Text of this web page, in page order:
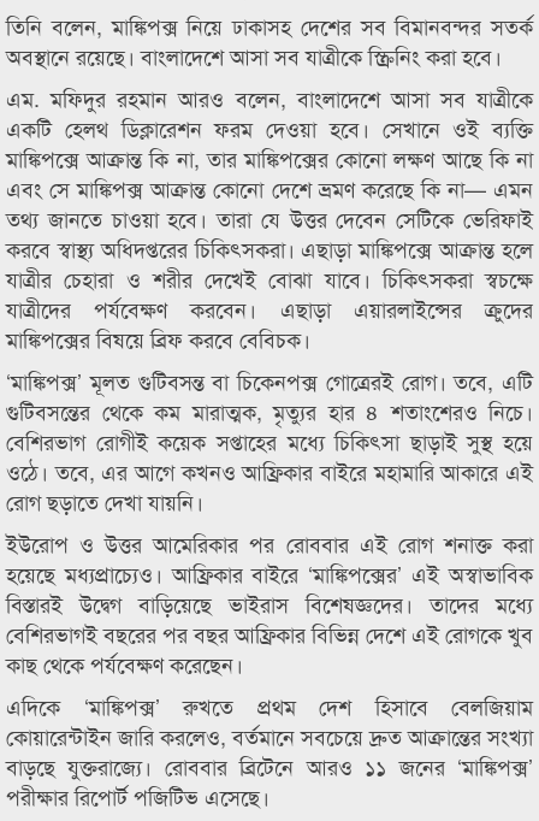
তিনি বলেন, মাঙ্কিপক্স নিয়ে ঢাকাসহ দেশের সব বিমানবন্দর সতর্ক
অবস্থানে রয়েছে। বাংলাদেশে আসা সব যাত্রীকে স্ক্রিনিং করা হবে।
এম. মফিদুর রহমান আরও বলেন, বাংলাদেশে আসা সব যাত্রীকে
একটি হেলথ ডিক্লারেশন ফরম দেওয়া হবে। সেখানে ওই ব্যক্তি
মাঙ্কিপক্সে আক্রান্ত কি না, তার মাঙ্কিপক্সের কোনো লক্ষণ আছে কি না
এবং সে মাঙ্কিপক্স আক্রান্ত কোনো দেশে ভ্রমণ করেছে কি না— এমন
তথ্য জানতে চাওয়া হবে। তারা যে উত্তর দেবেন সেটিকে ভেরিফাই
করবে স্বাস্থ্য অধিদপ্তরের চিকিৎসকরা। এছাড়া মাঙ্কিপক্সে আক্রান্ত হলে
যাত্রীর চেহারা ও শরীর দেখেই বোঝা যাবে। চিকিৎসকরা স্বচক্ষে
যাত্রীদের পর্যবেক্ষণ করবেন। এছাড়া এয়ারলাইন্সের ক্রুদের
মাঙ্কিপক্সের বিষয়ে ব্রিফ করবে বেবিচক।
‘মাঙ্কিপক্স’ মূলত গুটিবসন্ত বা চিকেনপক্স গোত্রেরই রোগ। তবে, এটি
গুটিবসন্তের থেকে কম মারাত্মক, মৃত্যুর হার ৪ শতাংশেরও নিচে।
বেশিরভাগ রোগীই কয়েক সপ্তাহের মধ্যে চিকিৎসা ছাড়াই সুস্থ হয়ে
ওঠে। তবে, এর আগে কখনও আফ্রিকার বাইরে মহামারি আকারে এই
রোগ ছড়াতে দেখা যায়নি।
ইউরোপ ও উত্তর আমেরিকার পর রোববার এই রোগ শনাক্ত করা
হয়েছে মধ্যপ্রাচ্যেও। আফ্রিকার বাইরে ‘মাঙ্কিপক্সের’ এই অস্বাভাবিক
বিস্তারই উদ্বেগ বাড়িয়েছে ভাইরাস বিশেষজ্ঞদের। তাদের মধ্যে
বেশিরভাগই বছরের পর বছর আফ্রিকার বিভিন্ন দেশে এই রোগকে খুব
কাছ থেকে পর্যবেক্ষণ করেছেন।
এদিকে ‘মাঙ্কিপক্স’ রুখতে প্রথম দেশ হিসাবে বেলজিয়াম
কোয়ারেন্টাইন জারি করলেও, বর্তমানে সবচেয়ে দ্রুত আক্রান্তের সংখ্যা
বাড়ছে যুক্তরাজ্যে। রোববার ব্রিটেনে আরও ১১ জনের ‘মাঙ্কিপক্স’
পরীক্ষার রিপোর্ট পজিটিভ এসেছে।